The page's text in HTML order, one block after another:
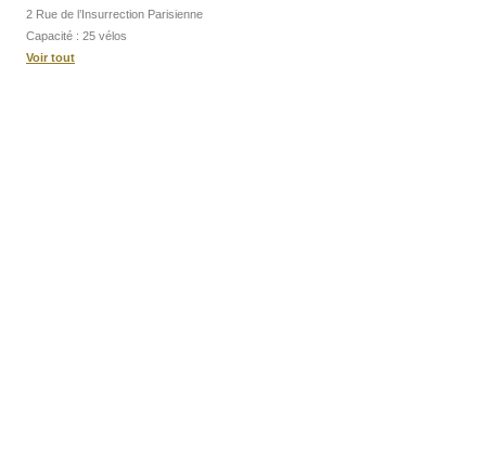
2 Rue de l’Insurrection Parisienne
Capacité : 25 vélos
Voir tout